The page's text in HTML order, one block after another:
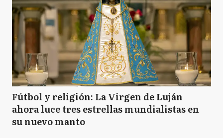
Fútbol y religión: La Virgen de Luján
ahora luce tres estrellas mundialistas en
su nuevo manto